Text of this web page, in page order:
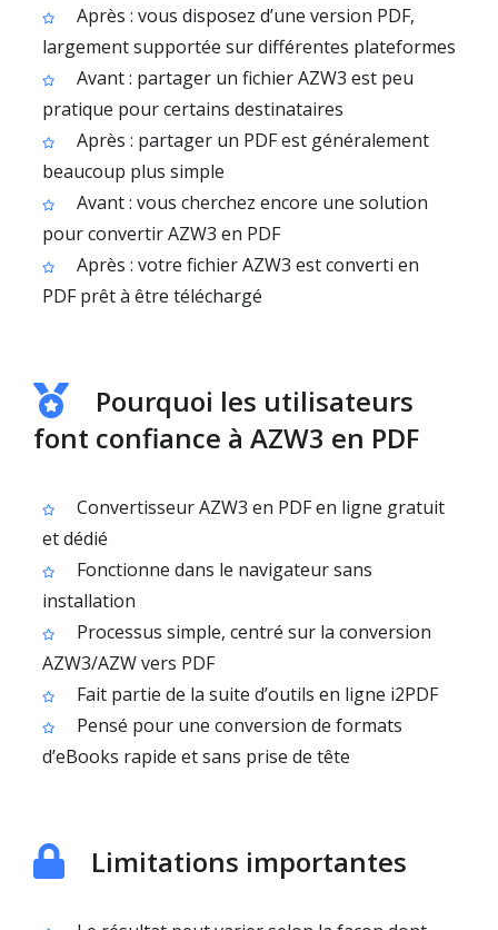
Après : vous disposez d’une version PDF,
largement supportée sur différentes plateformes
Avant : partager un fichier AZW3 est peu
pratique pour certains destinataires
Après : partager un PDF est généralement
beaucoup plus simple
Avant : vous cherchez encore une solution
pour convertir AZW3 en PDF
Après : votre fichier AZW3 est converti en
PDF prêt à être téléchargé
Pourquoi les utilisateurs
font confiance à AZW3 en PDF
Convertisseur AZW3 en PDF en ligne gratuit
et dédié
Fonctionne dans le navigateur sans
installation
Processus simple, centré sur la conversion
AZW3/AZW vers PDF
Fait partie de la suite d’outils en ligne i2PDF
Pensé pour une conversion de formats
d’eBooks rapide et sans prise de tête
Limitations importantes